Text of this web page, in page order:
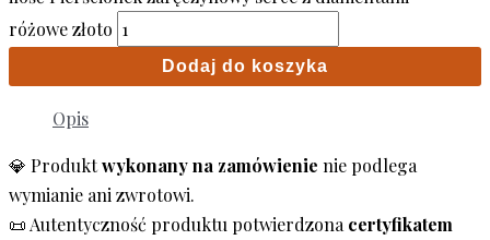
różowe złoto
Dodaj do koszyka
Opis
💎 Produktwykonany na zamówienie nie podlega
wymianie ani zwrotowi.
📜 Autentyczność produktu potwierdzona certyfikatem